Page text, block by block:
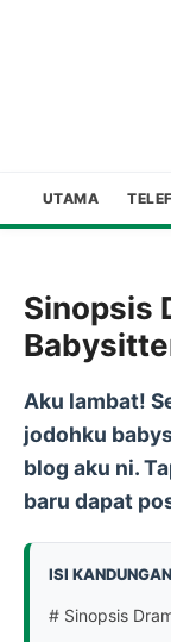
UTAMA
Sinopsis
Aku lambat!
jodohku
blog aku ni.
baru dapat
ISI
# Sinopsis